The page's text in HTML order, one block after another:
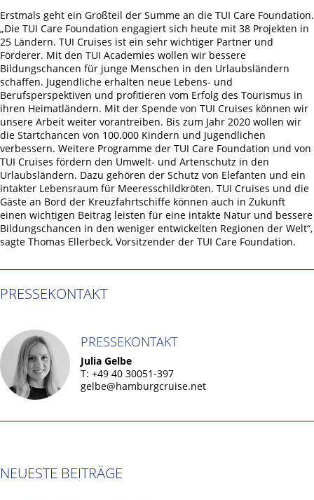
Erstmals geht ein Großteil der Summe an die TUI Care Foundation.
„Die TUI Care Foundation engagiert sich heute mit 38 Projekten in
25 Ländern. TUI Cruises ist ein sehr wichtiger Partner und
Förderer. Mit den TUI Academies wollen wir bessere
Bildungschancen für junge Menschen in den Urlaubsländern
schaffen. Jugendliche erhalten neue Lebens- und
Berufsperspektiven und profitieren vom Erfolg des Tourismus in
ihren Heimatländern. Mit der Spende von TUI Cruises können wir
unsere Arbeit weiter vorantreiben. Bis zum Jahr 2020 wollen wir
die Startchancen von 100.000 Kindern und Jugendlichen
verbessern. Weitere Programme der TUI Care Foundation und von
TUI Cruises fördern den Umwelt- und Artenschutz in den
Urlaubsländern. Dazu gehören der Schutz von Elefanten und ein
intakter Lebensraum für Meeresschildkröten. TUI Cruises und die
Gäste an Bord der Kreuzfahrtschiffe können auch in Zukunft
einen wichtigen Beitrag leisten für eine intakte Natur und bessere
Bildungschancen in den weniger entwickelten Regionen der Welt“,
sagte Thomas Ellerbeck, Vorsitzender der TUI Care Foundation.
PRESSEKONTAKT
PRESSEKONTAKT
Julia Gelbe
T: +49 40 30051-397
gelbe@hamburgcruise.net
NEUESTE BEITRÄGE